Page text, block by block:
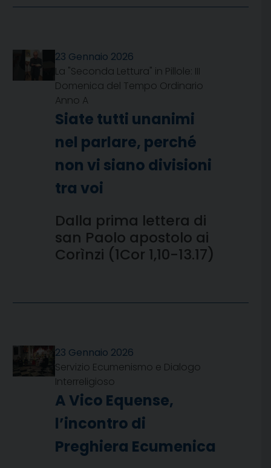
23 Gennaio 2026
La "Seconda Lettura" in Pillole: III
Domenica del Tempo Ordinario
Anno A
Siate tutti unanimi
nel parlare, perché
non vi siano divisioni
tra voi
Dalla prima lettera di
san Paolo apostolo ai
Corìnzi (1Cor 1,10-13.17)
23 Gennaio 2026
Servizio Ecumenismo e Dialogo
Interreligioso
A Vico Equense,
l’incontro di
Preghiera Ecumenica